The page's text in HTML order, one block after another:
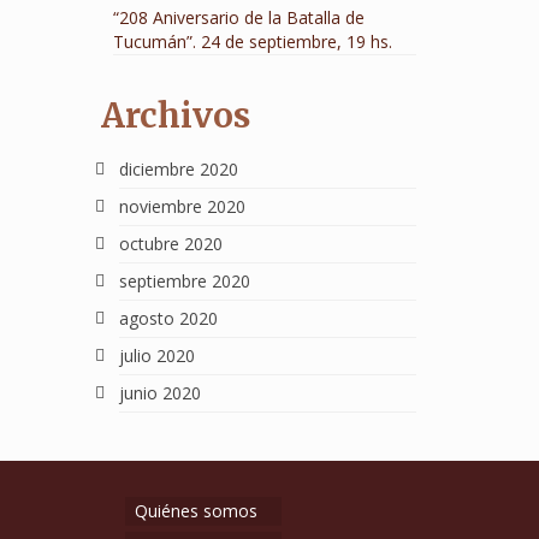
“208 Aniversario de la Batalla de
Tucumán”. 24 de septiembre, 19 hs.
Archivos
diciembre 2020
noviembre 2020
octubre 2020
septiembre 2020
agosto 2020
julio 2020
junio 2020
Quiénes somos